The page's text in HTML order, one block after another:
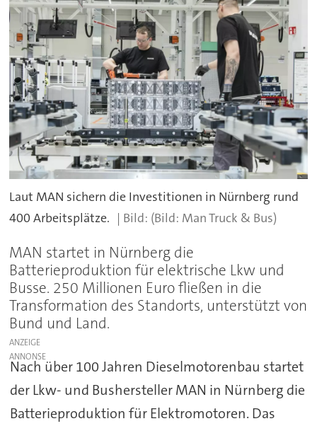
Laut MAN sichern die Investitionen in Nürnberg rund
400 Arbeitsplätze.
(Bild: Man Truck & Bus)
MAN startet in Nürnberg die
Batterieproduktion für elektrische Lkw und
Busse. 250 Millionen Euro fließen in die
Transformation des Standorts, unterstützt von
Bund und Land.
ANZEIGE
Nach über 100 Jahren Dieselmotorenbau startet
der Lkw- und Bushersteller MAN in Nürnberg die
Batterieproduktion für Elektromotoren. Das